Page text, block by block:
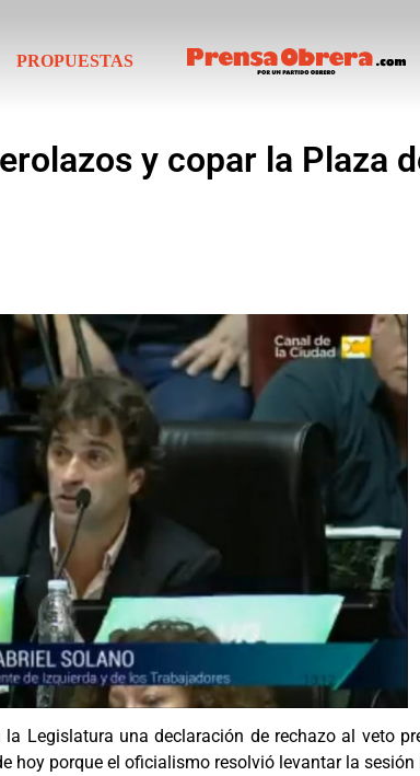
PROPUESTAS
y copar la Plaza
Legislatura una declaración de rechazo al veto
hoy porque el oficialismo resolvió levantar la